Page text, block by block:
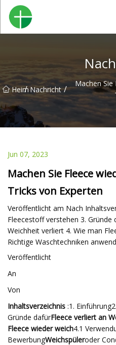
Heim
/ Nachricht /
Machen Sie
Jun 07, 2023
Machen Sie Fleece
Tricks von Experten
Veröffentlicht am Nach
Fleecestoff verstehen 3. Gründe
Weichheit verliert 4. Wie man
Richtige Waschtechniken
Veröffentlicht
An
Von
Inhaltsverzeichnis :1.
Gründe dafürFleece verliert an
Fleece wieder weich4.1
BewerbungWeichspüleroder